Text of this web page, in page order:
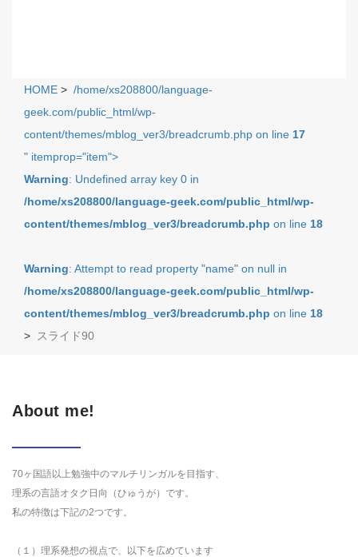
HOME > /home/xs208800/language-
geek.com/public_html/wp-
content/themes/mblog_ver3/breadcrumb.php on line 17
" itemprop="item">
Warning: Undefined array key 0 in
/home/xs208800/language-geek.com/public_html/wp-
content/themes/mblog_ver3/breadcrumb.php on line 18
Warning: Attempt to read property "name" on null in
/home/xs208800/language-geek.com/public_html/wp-
content/themes/mblog_ver3/breadcrumb.php on line 18
>
スライド90
About me!
70ヶ国語以上勉強中のマルチリンガルを目指す、
理系の言語オタク日向（ひゅうが）です。
私の特徴は下記の2つです。
（１）理系発想の視点で、以下を広めています